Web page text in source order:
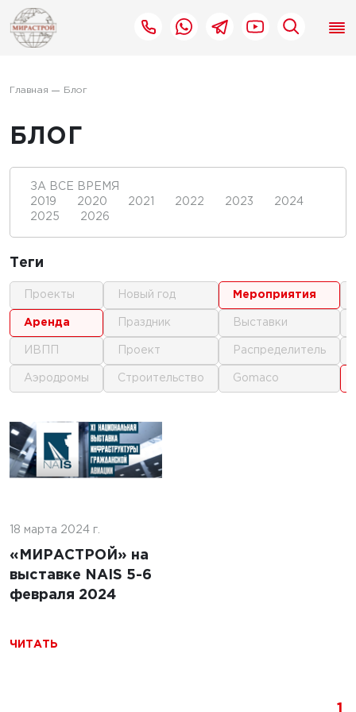
Главная Блог
БЛОГ
18 марта 2024 г.
«МИРАСТРОЙ» на
выставке NAIS 5-6
февраля 2024
ЧИТАТЬ
1
г.
знать
Преимущества и
недостатки
использования
ЗА ВСЕ ВРЕМЯ
2019
2020 2021 2022 2023
2024
2025
2026
Теги
проекты
аренда
ИВПП
аэродромы
новый год
праздник
проект
строительство
мероприятия
выставки
распределитель
gomaco